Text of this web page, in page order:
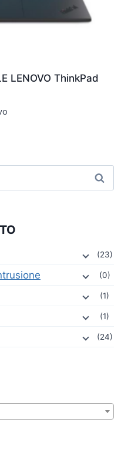
LENOVO ThinkPad
Cerca
(23)
(0)
(1)
(1)
(24)